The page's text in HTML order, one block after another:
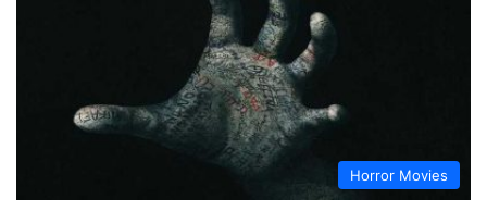
Horror Movies